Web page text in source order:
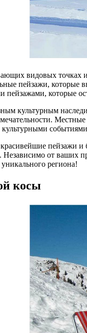
видовых точках
пейзажи, которые
которые
культурным
пейзажи и
от ваших
региона!
косы